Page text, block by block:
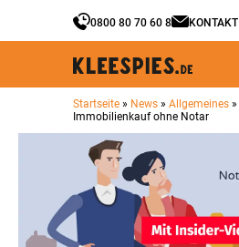
0800 80 70 60 8 KONTAKT
Startseite » News » Allgemeines »
Immobilienkauf ohne Notar